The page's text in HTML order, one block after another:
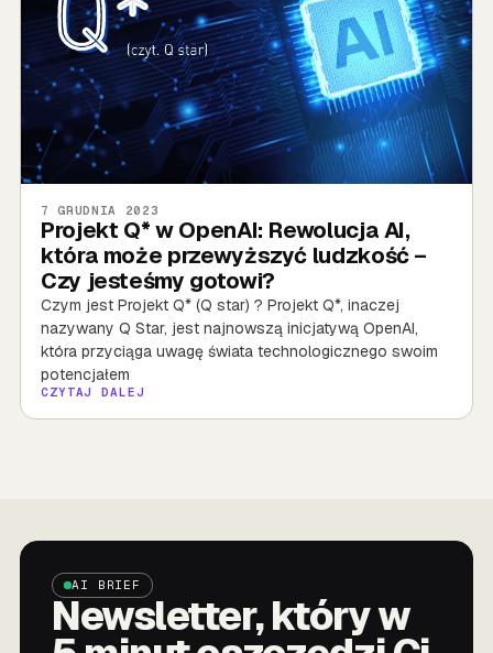
Projekt Q* w OpenAI: Rewolucja AI,
która może przewyższyć ludzkość –
Czy jesteśmy gotowi?
7 GRUDNIA 2023
Czym jest Projekt Q* (Q star) ? Projekt Q*, inaczej
nazywany Q Star, jest najnowszą inicjatywą OpenAI,
która przyciąga uwagę świata technologicznego swoim
potencjałem
CZYTAJ DALEJ
AI BRIEF
Newsletter, który w